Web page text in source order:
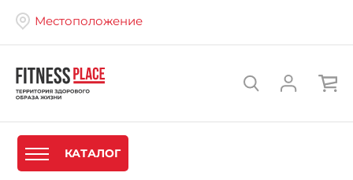
Местоположение
КАТАЛОГ